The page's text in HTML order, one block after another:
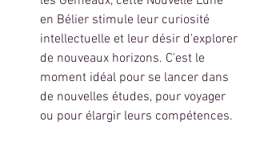
en Bélier stimule leur curiosité
intellectuelle et leur désir d'explorer
de nouveaux horizons. C'est le
moment idéal pour se lancer dans
de nouvelles études, pour voyager
ou pour élargir leurs compétences.